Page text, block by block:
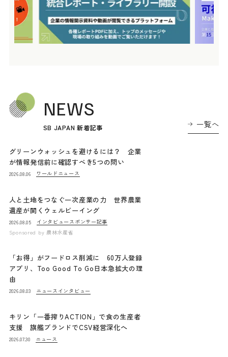
NEWS
SB JAPAN 新着記事 一覧へ
グリーンウォッシュを避けるには？ 企業
が情報発信前に確認すべき5つの問い
2026.08.06 ワールドニュース
人と土地をつなぐ一次産業の力 世界農業
遺産が開くウェルビーイング
2026.08.05 インタビュー スポンサー記事
Sponsored by 農林水産省
「お得」がフードロス削減に 60万人登録
アプリ、Too Good To Go日本急拡大の理
由
2026.08.03 ニュース インタビュー
キリン「一番搾りACTION」で食の生産者
支援 旗艦ブランドでCSV経営深化へ
2026.07.30 ニュース